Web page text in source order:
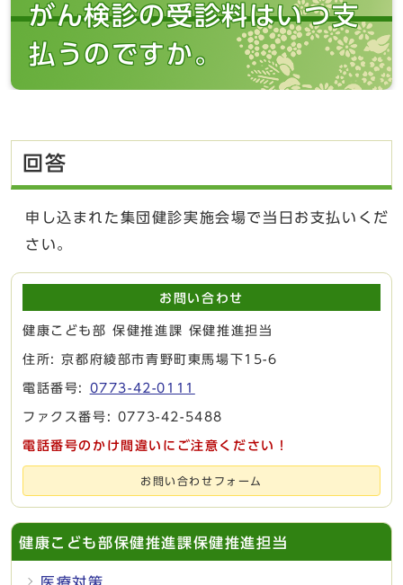
がん検診の受診料はいつ支
払うのですか。
回答
申し込まれた集団健診実施会場で当日お支払いくだ
さい。
お問い合わせ
健康こども部 保健推進課 保健推進担当
住所: 京都府綾部市青野町東馬場下15-6
電話番号: 0773-42-0111
ファクス番号: 0773-42-5488
電話番号のかけ間違いにご注意ください！
お問い合わせフォーム
健康こども部保健推進課保健推進担当